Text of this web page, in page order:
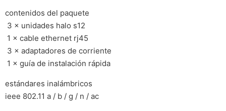
contenidos del paquete
 3 × unidades halo s12
 1 × cable ethernet rj45
 3 × adaptadores de corriente
 1 × guía de instalación rápida
estándares inalámbricos
ieee 802.11 a / b / g / n / ac